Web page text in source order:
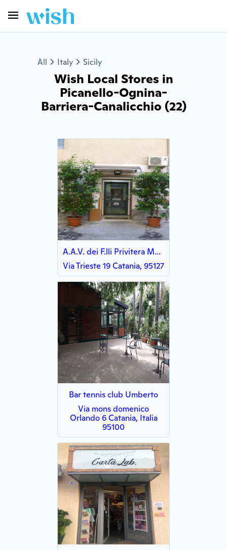
All Italy Sicily
Wish Local Stores in
Picanello-Ognina-
Barriera-Canalicchio (22)
A.A.V. dei F.lli Privitera Mario e Alfio S.n.C.
Via Trieste 19 Catania, 95127
Bar tennis club Umberto
Via mons domenico
Orlando 6 Catania, Italia
95100